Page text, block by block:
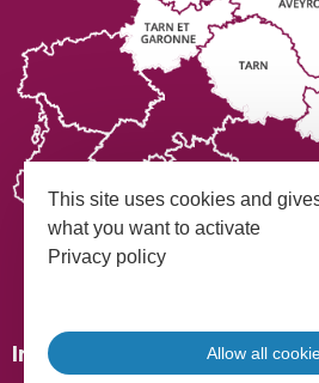
Inscrivez-vous à notre
This site uses cookies and
what you want to activate
Privacy policy
Allow all